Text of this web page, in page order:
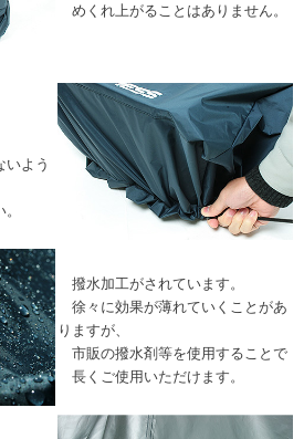
めくれ上がることはありません。
よう
撥水加工がされています。
徐々に効果が薄れていくことがあ
りますが、
市販の撥水剤等を使用することで
長くご使用いただけます。